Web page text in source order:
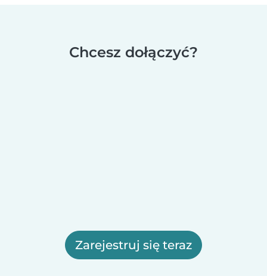
Chcesz dołączyć?
Zarejestruj się teraz